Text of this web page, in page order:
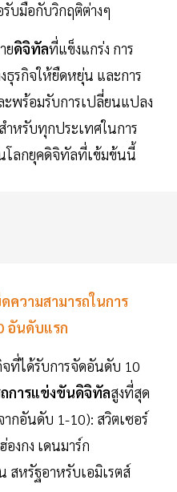
บมือกับวิกฤติต่างๆ
ยดิจิทัลที่แข็งแกร่ง การ
รกิจให้ยืดหยุ่น และการ
พร้อมรับการเปลี่ยนแปลง
ำหรับทุกประเทศในการ
โลกยุคดิจิทัลที่เข้มข้นนี้
ความสามารถในการ
อันดับแรก
ที่ได้รับการจัดอันดับ 10
การแข่งขันดิจิทัลสูงที่สุด
กอันดับ 1-10): สวิตเซอร์
งกง เดนมาร์ก
สหรัฐอาหรับเอมิเรตส์